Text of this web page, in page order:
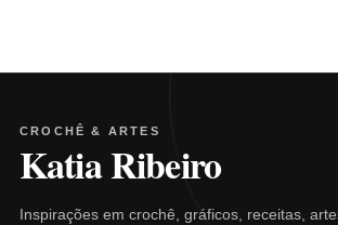
CROCHÊ & ARTES
Katia Ribeiro
Inspirações em crochê, gráficos, receitas,